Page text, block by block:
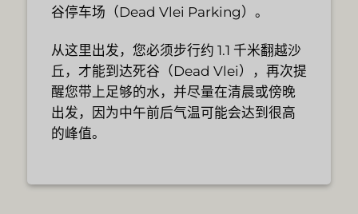
谷停车场（Dead Vlei Parking）。
从这里出发，您必须步行约 1.1 千米翻越沙
丘，才能到达死谷（Dead Vlei），再次提
醒您带上足够的水，并尽量在清晨或傍晚
出发，因为中午前后气温可能会达到很高
的峰值。